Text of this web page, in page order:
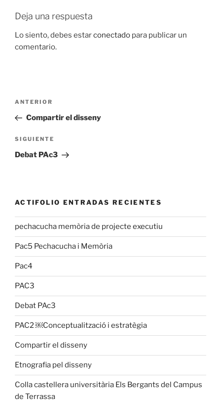
Deja una respuesta
Lo siento, debes estarconectado para publicar un
comentario.
Navegación
entradas
Entrada
anterior:
ANTERIOR
Compartir el disseny
Siguiente
entrada
SIGUIENTE
Debat PAc3
ACTIFOLIO ENTRADAS RECIENTES
pechacucha memòria de projecte executiu
Pac5 Pechacucha i Memòria
Pac4
PAC3
Debat PAc3
PAC2 ￼Conceptualització i estratègia
Compartir el disseny
Etnografia pel disseny
Colla castellera universitària Els Bergants del Campus
de Terrassa